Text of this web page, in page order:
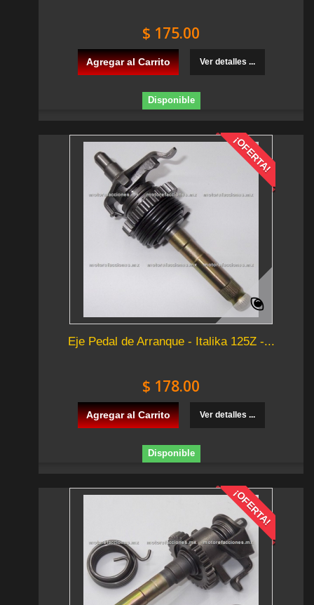
$ 175.00
Agregar al Carrito Ver detalles ...
Disponible
¡OFERTA!
Eje Pedal de Arranque - Italika 125Z -...
$ 178.00
Agregar al Carrito Ver detalles ...
Disponible
¡OFERTA!